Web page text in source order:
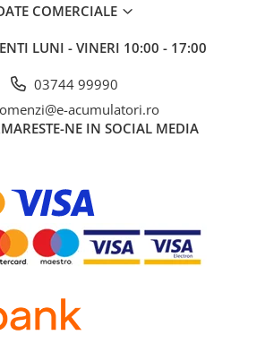
COMERCIALE
LUNI - VINERI 10:00 - 17:00
03744 99990
acumulatori.ro
NE IN SOCIAL MEDIA